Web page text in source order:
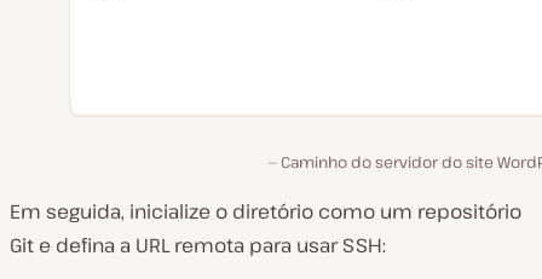
Caminho do servidor do site
Em seguida, inicialize o diretório como um repositório
Git e defina a URL remota para usar SSH: